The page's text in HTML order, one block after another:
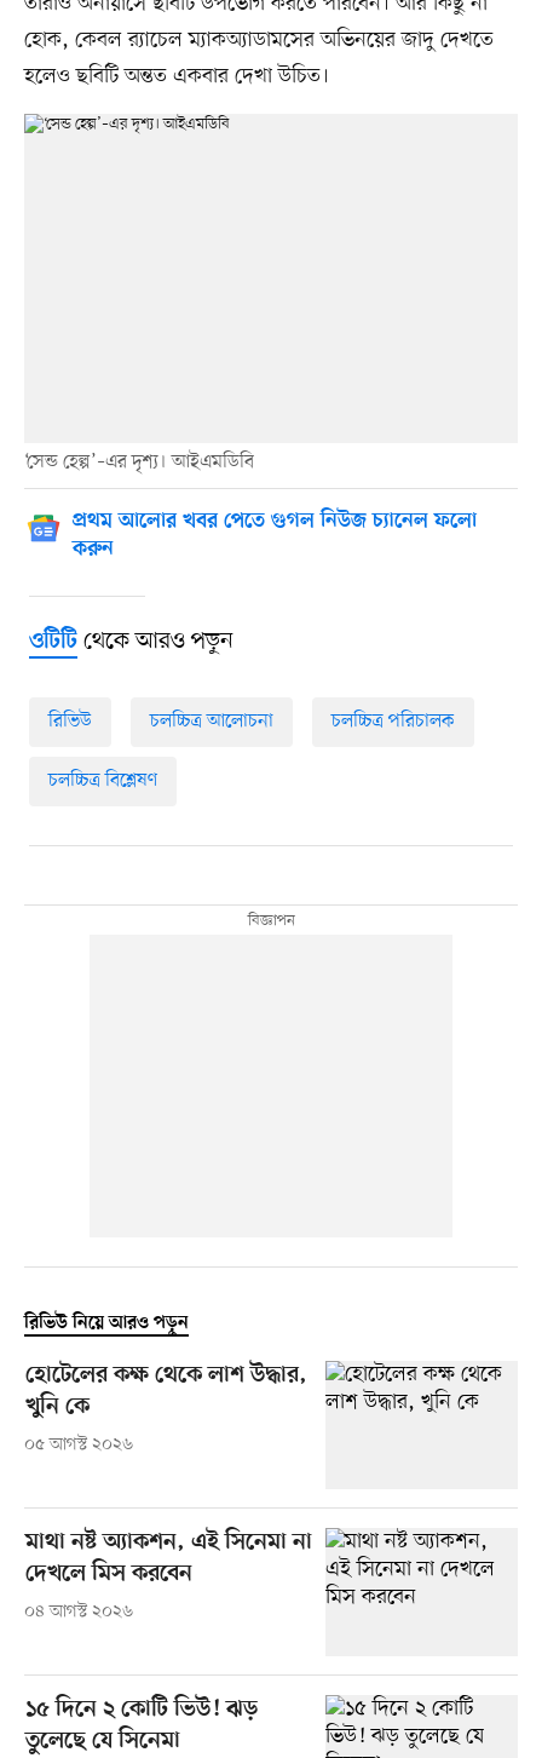
হোক, কেবল র‍্যাচেল ম্যাকঅ্যাডামসের অভিনয়ের জাদু দেখতে
হলেও ছবিটি অন্তত একবার দেখা উচিত।
‘সেন্ড হেল্প’–এর দৃশ্য। আইএমডিবি
প্রথম আলোর খবর পেতে গুগল নিউজ চ্যানেল ফলো
করুন
ওটিটিথেকে আরও পড়ুন
রিভিউ চলচ্চিত্র আলোচনা চলচ্চিত্র পরিচালক
চলচ্চিত্র বিশ্লেষণ
রিভিউ নিয়ে আরও পড়ুন
হোটেলের কক্ষ থেকে লাশ উদ্ধার,
খুনি কে
০৫ আগস্ট ২০২৬
মাথা নষ্ট অ্যাকশন, এই সিনেমা না
দেখলে মিস করবেন
০৪ আগস্ট ২০২৬
১৫ দিনে ২ কোটি ভিউ! ঝড়
তুলেছে যে সিনেমা